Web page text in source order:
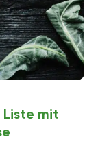
Liste mit